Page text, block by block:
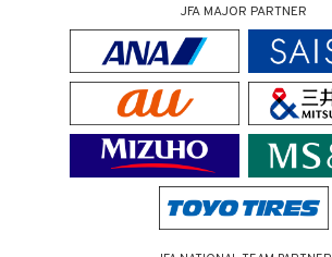
JFA MAJOR PARTNER